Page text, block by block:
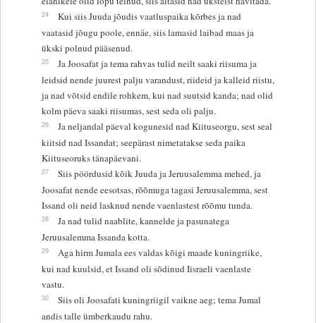
24
Kui siis Juuda jõudis vaatluspaika kõrbes ja nad
vaatasid jõugu poole, ennäe, siis lamasid laibad maas ja
ükski polnud pääsenud.
25
Ja Joosafat ja tema rahvas tulid neilt saaki riisuma ja
leidsid nende juurest palju varandust, riideid ja kalleid riistu,
ja nad võtsid endile rohkem, kui nad suutsid kanda; nad olid
kolm päeva saaki riisumas, sest seda oli palju.
26
Ja neljandal päeval kogunesid nad Kiituseorgu, sest seal
kiitsid nad Issandat; seepärast nimetatakse seda paika
Kiituseoruks tänapäevani.
27
Siis pöördusid kõik Juuda ja Jeruusalemma mehed, ja
Joosafat nende eesotsas, rõõmuga tagasi Jeruusalemma, sest
Issand oli neid lasknud nende vaenlastest rõõmu tunda.
28
Ja nad tulid naablite, kannelde ja pasunatega
Jeruusalemma Issanda kotta.
29
Aga hirm Jumala ees valdas kõigi maade kuningriike,
kui nad kuulsid, et Issand oli sõdinud Iisraeli vaenlaste
vastu.
30
Siis oli Joosafati kuningriigil vaikne aeg; tema Jumal
andis talle ümberkaudu rahu.